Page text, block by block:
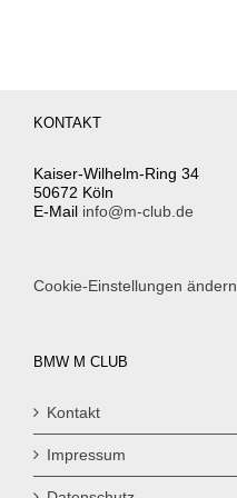
KONTAKT
Kaiser-Wilhelm-Ring 34
50672 Köln
E-Mail info@m-club.de
Cookie-Einstellungen ändern
BMW M CLUB
Kontakt
Impressum